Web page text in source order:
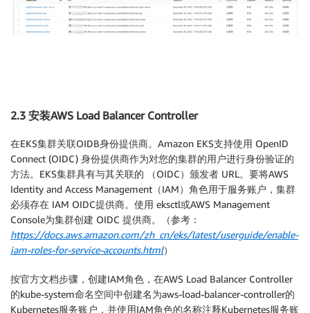
2.3 安装AWS Load Balancer Controller
在EKS集群关联OIDB身份提供商。Amazon EKS支持使用 OpenID
Connect (OIDC) 身份提供商作为对您的集群的用户进行身份验证的
方法。EKS集群具有与其关联的 （OIDC）颁发者 URL。要将AWS
Identity and Access Management（IAM）角色用于服务账户，集群
必须存在 IAM OIDC提供商。使用 eksctl或AWS Management
Console为集群创建 OIDC 提供商。（参考：
https://docs.aws.amazon.com/zh_cn/eks/latest/userguide/enable-
iam-roles-for-service-accounts.html）
按官方文档步骤，创建IAM角色，在AWS Load Balancer Controller
的kube-system命名空间中创建名为aws-load-balancer-controller的
Kubernetes服务账户，并使用IAM角色的名称注释Kubernetes服务账